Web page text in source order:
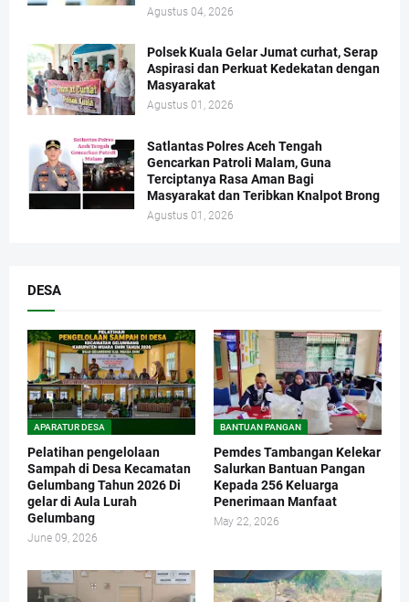
Agustus 04, 2026
Polsek Kuala Gelar Jumat curhat, Serap
Aspirasi dan Perkuat Kedekatan dengan
Masyarakat
Agustus 01, 2026
Satlantas Polres Aceh Tengah
Gencarkan Patroli Malam, Guna
Terciptanya Rasa Aman Bagi
Masyarakat dan Teribkan Knalpot Brong
Agustus 01, 2026
DESA
APARATUR DESA
Pelatihan pengelolaan
Sampah di Desa Kecamatan
Gelumbang Tahun 2026 Di
gelar di Aula Lurah
Gelumbang
June 09, 2026
BANTUAN PANGAN
Pemdes Tambangan Kelekar
Salurkan Bantuan Pangan
Kepada 256 Keluarga
Penerimaan Manfaat
May 22, 2026